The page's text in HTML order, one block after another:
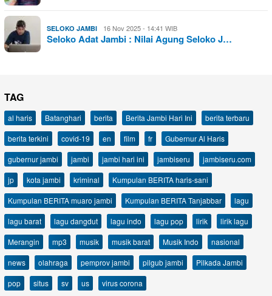
SELOKO JAMBI 16 Nov 2025 - 14:41 WIB
Seloko Adat Jambi : Nilai Agung Seloko J…
TAG
al haris Batanghari berita Berita Jambi Hari Ini
berita terbaru
berita terkini
covid-19 en film fr
Gubernur Al Haris
gubernur jambi
jambi jambi hari ini jambiseru
jambiseru.com
jp
kota jambi kriminal
Kumpulan BERITA haris-sani
Kumpulan BERITA muaro jambi
Kumpulan BERITA Tanjabbar
lagu
lagu barat
lagu dangdut lagu indo lagu pop lirik
lirik lagu
Merangin
mp3 musik musik barat Musik Indo
nasional
news
olahraga pemprov jambi pilgub jambi
Pilkada Jambi
pop
situs sv us virus corona